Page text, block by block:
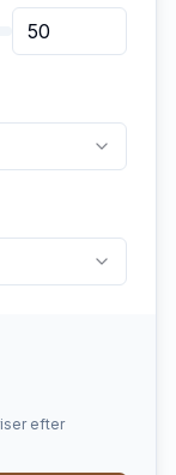
efter